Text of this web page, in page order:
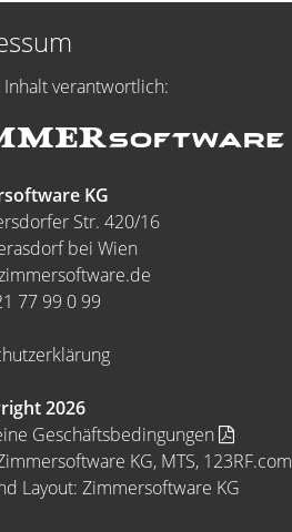
Inhalt verantwortlich:
KG
Str. 420/16
bei Wien
77 99 0 99
2026
Geschäftsbedingungen
KG, MTS, 123RF.com
Layout: Zimmersoftware KG